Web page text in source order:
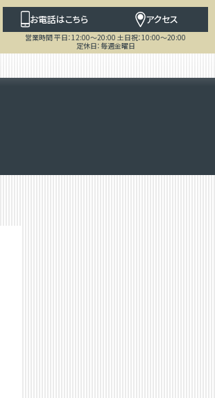
お電話はこちら アクセス
営業時間 平日：12:00～20:00 土日祝：10:00～20:00
定休日：毎週金曜日